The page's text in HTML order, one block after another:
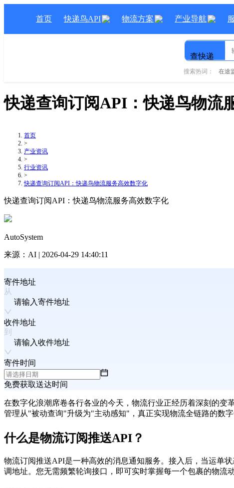
首页 快递鸟API 物流方案 产业导航
查快递
搜索热词： 在途
快递查询订阅API：快递鸟物流
首页
>
产业资讯
>
行业资讯
>
快递查询订阅API：快递鸟物流服务高效数字化
快递查询订阅API：快递鸟物流服务高效数字化
AutoSystem
来源： AI | 2026-04-29 14:40:11
寄件地址
请输入寄件地址
收件地址
请输入收件地址
寄件时间
免费获取送达时间
在数字化浪潮席卷各行各业的今天，物流行业正经历着深刻的
管理从"被动查询"升级为"主动感知"，真正实现物流全链路的数字
什么是物流订阅推送API？
物流订阅推送API是一种高效的消息通知服务。接入后，当运单
调地址。您无需频繁轮询接口，即可实时掌握每一个包裹的物流动